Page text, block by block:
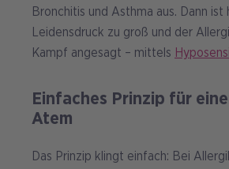
Bronchitis und Asthma aus. Dann ist
Leidensdruck zu groß und der
Kampf angesagt – mittels
Einfaches Prinzip für
Atem
Das Prinzip klingt einfach: Bei